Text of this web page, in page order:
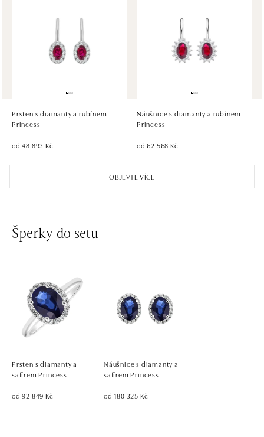
Ivanská cesta 16, 821 04 Bratislava
dnes otevřeno od 09:00
Pribinova 8, 811 09 Bratislava
dnes otevřeno od 10:00
OBJEVTE VÍCE
Prsten s diamanty a rubínem
Princess
od 48 893 Kč
Náušnice s diamanty a rubínem
Princess
od 62 568 Kč
Šperky do setu
Prsten s diamanty a
safírem Princess
od 92 849 Kč
Náušnice s diamanty a
safírem Princess
od 180 325 Kč